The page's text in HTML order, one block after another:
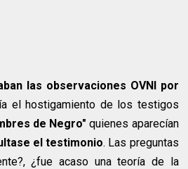
las observaciones OVNI por
el hostigamiento de los testigos
de Negro" quienes aparecían
el testimonio. Las preguntas
¿fue acaso una teoría de la